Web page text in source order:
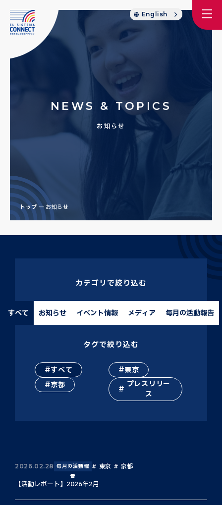
English
NEWS & TOPICS
お知らせ
トップ お知らせ
カテゴリで絞り込む
すべて お知らせ イベント情報 メディア 毎月の活動報告
タグで絞り込む
すべて
東京
京都
プレスリリー
ス
2026.02.28 毎月の活動報
告
東京 京都
【活動レポート】2026年2月